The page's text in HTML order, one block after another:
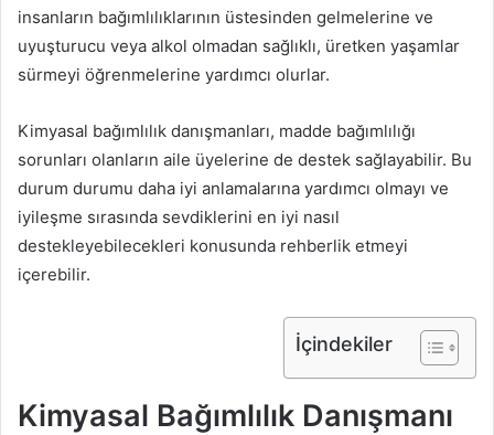
insanların bağımlılıklarının üstesinden gelmelerine ve
uyuşturucu veya alkol olmadan sağlıklı, üretken yaşamlar
sürmeyi öğrenmelerine yardımcı olurlar.
Kimyasal bağımlılık danışmanları, madde bağımlılığı
sorunları olanların aile üyelerine de destek sağlayabilir. Bu
durum durumu daha iyi anlamalarına yardımcı olmayı ve
iyileşme sırasında sevdiklerini en iyi nasıl
destekleyebilecekleri konusunda rehberlik etmeyi
içerebilir.
İçindekiler
Kimyasal Bağımlılık Danışmanı